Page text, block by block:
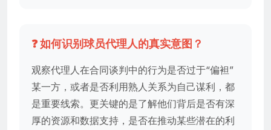
❓ 如何识别球员代理人的真实意图？
观察代理人在合同谈判中的行为是否过于“偏袒”
某一方，或者是否利用熟人关系为自己谋利，都
是重要线索。更关键的是了解他们背后是否有深
厚的资源和数据支持，是否在推动某些潜在的利